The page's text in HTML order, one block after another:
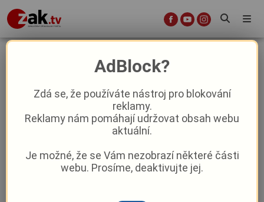
Plzeň známá neznámá #203:
Tajemství zeleného břečťanu. V
Božkově mizí před očima
zapomenutá barokní kaple
Pavel Žižka–15. 6. 13:04
AdBlock?
Zdá se, že používáte nástroj pro blokování
reklamy.
Reklamy nám pomáhají udržovat obsah webu
aktuální.
Je možné, že se Vám nezobrazí některé části
webu. Prosíme, deaktivujte jej.